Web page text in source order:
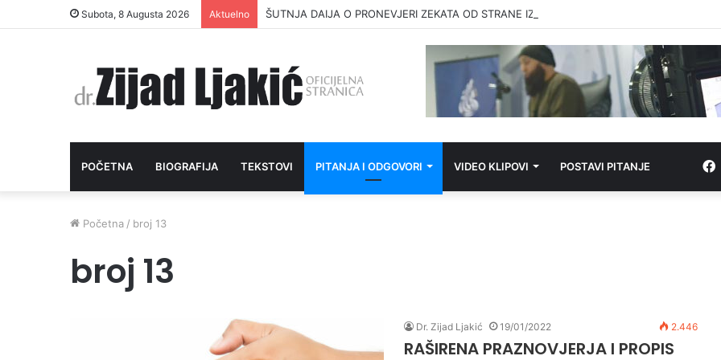
Subota, 8 Augusta 2026 Aktuelno ŠUTNJA DAIJA O PRONEVJERI ZEKATA OD STRANE IZ-a
POČETNA BIOGRAFIJA TEKSTOVI PITANJA I ODGOVORI VIDEO KLIPOVI POSTAVI PITANJE
Početna / broj 13
broj 13
Dr. Zijad Ljakić 19/01/2022 2.446
RAŠIRENA PRAZNOVJERJA I PROPIS